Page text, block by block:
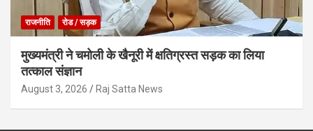
राजनीति रोड / सड़क
मुख्यमंत्री ने चमोली के खैनूरी में क्षतिग्रस्त सड़क का लिया
तत्काल संज्ञान
August 3, 2026 Raj Satta News